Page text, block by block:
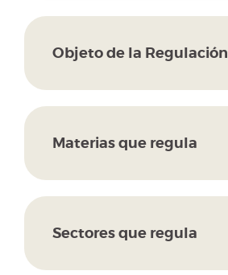
Objeto de la Regulación
Materias que regula
Sectores que regula